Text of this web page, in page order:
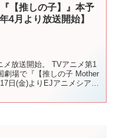
【推しの子】』本予
4月より放送開始】
メ放送開始。 TVアニメ第1
劇場で『【推しの子 Mother
日(金)よりEJアニメシアタ